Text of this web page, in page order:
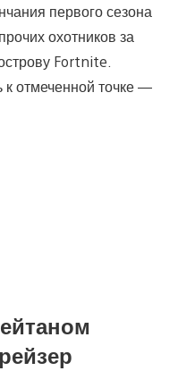
первого сезона
охотников за
Fortnite.
к отмеченной точке —